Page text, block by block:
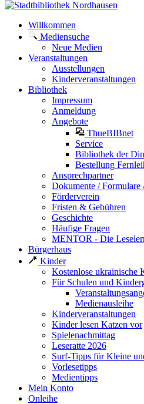
Willkommen
Mediensuche
Neue Medien
Veranstaltungen
Ausstellungen
Kinderveranstaltungen
Bibliothek
Impressum
Anmeldung
Angebote
ThueBIBnet
Service
Bibliothek der
Bestellung
Ansprechpartner
Dokumente / Formulare
Förderverein
Fristen & Gebühren
Geschichte
Häufige Fragen
MENTOR - Die
Bürgerhaus
Kinder
Kostenlose ukrainische
Für Schulen und
Medienausleihe
Kinderveranstaltungen
Kinder lesen Katzen vor
Spielenachmittag
Leseratte 2026
Surf-Tipps für Kleine
Vorlesetipps
Medientipps
Mein Konto
Onleihe